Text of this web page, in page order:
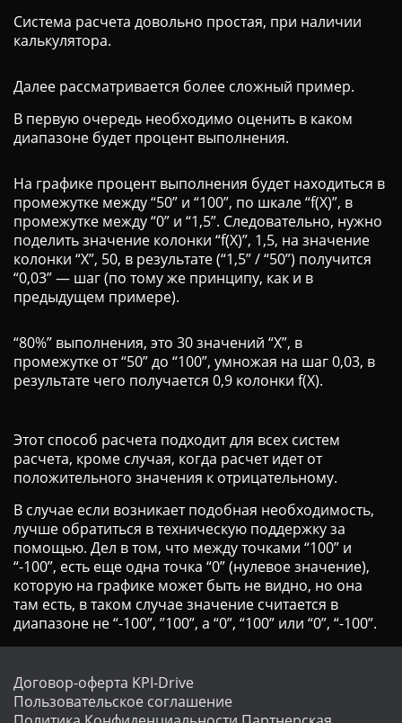
Система расчета довольно простая, при наличии
калькулятора.
Далее рассматривается более сложный пример.
В первую очередь необходимо оценить в каком
диапазоне будет процент выполнения.
На графике процент выполнения будет находиться в
промежутке между “50” и “100”, по шкале “f(X)”, в
промежутке между “0” и “1,5”. Следовательно, нужно
поделить значение колонки “f(X)”, 1,5, на значение
колонки “X”, 50, в результате (“1,5” / “50”) получится
“0,03” — шаг (по тому же принципу, как и в
предыдущем примере).
“80%” выполнения, это 30 значений “X”, в
промежутке от “50” до “100”, умножая на шаг 0,03, в
результате чего получается 0,9 колонки f(X).
Этот способ расчета подходит для всех систем
расчета, кроме случая, когда расчет идет от
положительного значения к отрицательному.
В случае если возникает подобная необходимость,
лучше обратиться в техническую поддержку за
помощью. Дел в том, что между точками “100” и
“-100”, есть еще одна точка “0” (нулевое значение),
которую на графике может быть не видно, но она
там есть, в таком случае значение считается в
диапазоне не “-100”, ”100”, а “0”, “100” или “0”, “-100”.
Договор-оферта KPI-Drive
Пользовательское соглашение